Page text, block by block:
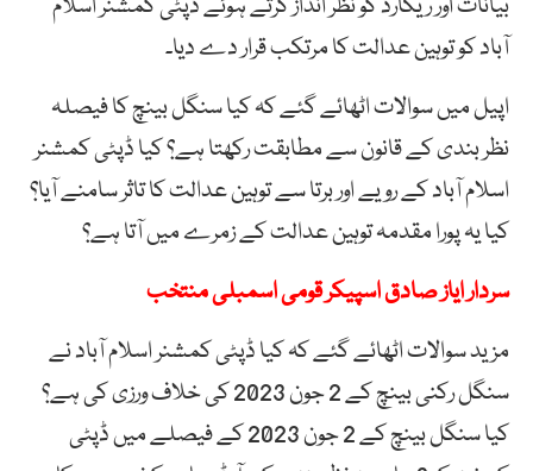
آباد کو توہین عدالت کا مرتکب قرار دے دیا۔
اپیل میں سوالات اٹھائے گئے کہ کیا سنگل بینچ کا فیصلہ
نظر بندی کے قانون سے مطابقت رکھتا ہے؟ کیا ڈپٹی کمشنر
اسلام آباد کے رویے اور برتا سے توہین عدالت کا تاثر سامنے آیا؟
کیا یہ پورا مقدمہ توہین عدالت کے زمرے میں آتا ہے؟
سردار ایاز صادق اسپیکر قومی اسمبلی منتخب
مزید سوالات اٹھائے گئے کہ کیا ڈپٹی کمشنر اسلام آباد نے
سنگل رکنی بینچ کے 2 جون 2023 کی خلاف ورزی کی ہے؟
کیا سنگل بینچ کے 2 جون 2023 کے فیصلے میں ڈپٹی